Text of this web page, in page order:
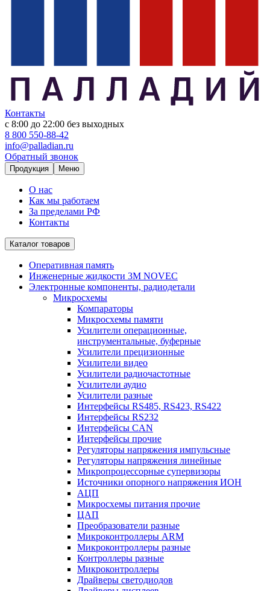
Контакты
с 8:00 до 22:00 без выходных
8 800 550-88-42
info@palladian.ru
Обратный звонок
Продукция Меню
О нас
Как мы работаем
За пределами РФ
Контакты
Каталог товаров
Оперативная память
Инженерные жидкости 3M NOVEC
Электронные компоненты, радиодетали
Микросхемы
Компараторы
Микросхемы памяти
Усилители операционные,
инструментальные, буферные
Усилители прецизионные
Усилители видео
Усилители радиочастотные
Усилители аудио
Усилители разные
Интерфейсы RS485, RS423, RS422
Интерфейсы RS232
Интерфейсы CAN
Интерфейсы прочие
Регуляторы напряжения импульсные
Регуляторы напряжения линейные
Микропроцессорные супервизоры
Источники опорного напряжения ИОН
АЦП
Микросхемы питания прочие
ЦАП
Преобразователи разные
Микроконтроллеры ARM
Микроконтроллеры разные
Контроллеры разные
Микроконтроллеры
Драйверы светодиодов